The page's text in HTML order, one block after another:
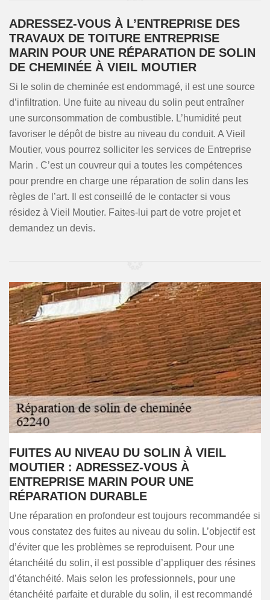
ADRESSEZ-VOUS À L’ENTREPRISE DES
TRAVAUX DE TOITURE ENTREPRISE
MARIN POUR UNE RÉPARATION DE SOLIN
DE CHEMINÉE À VIEIL MOUTIER
Si le solin de cheminée est endommagé, il est une source
d’infiltration. Une fuite au niveau du solin peut entraîner
une surconsommation de combustible. L’humidité peut
favoriser le dépôt de bistre au niveau du conduit. A Vieil
Moutier, vous pourrez solliciter les services de Entreprise
Marin . C’est un couvreur qui a toutes les compétences
pour prendre en charge une réparation de solin dans les
règles de l’art. Il est conseillé de le contacter si vous
résidez à Vieil Moutier. Faites-lui part de votre projet et
demandez un devis.
FUITES AU NIVEAU DU SOLIN À VIEIL
MOUTIER : ADRESSEZ-VOUS À
ENTREPRISE MARIN POUR UNE
RÉPARATION DURABLE
Une réparation en profondeur est toujours recommandée si
vous constatez des fuites au niveau du solin. L’objectif est
d’éviter que les problèmes se reproduisent. Pour une
étanchéité du solin, il est possible d’appliquer des résines
d’étanchéité. Mais selon les professionnels, pour une
étanchéité parfaite et durable du solin, il est recommandé